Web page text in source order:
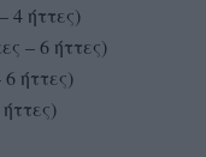
4 ήττες)
– 6 ήττες)
ήττες)